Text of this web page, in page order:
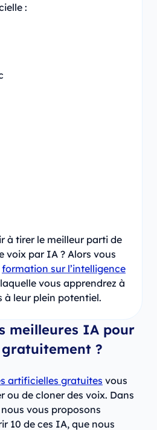
:
à tirer le meilleur parti de
voix par IA ? Alors vous
formation sur l’intelligence
vous apprendrez à
à leur plein potentiel.
meilleures IA pour
?
artificielles gratuites vous
ou de cloner des voix. Dans
vous proposons
10 de ces IA, que nous